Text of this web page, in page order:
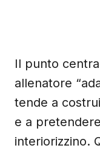
Il punto
allenatore
tende a
e a
interiorizzino.